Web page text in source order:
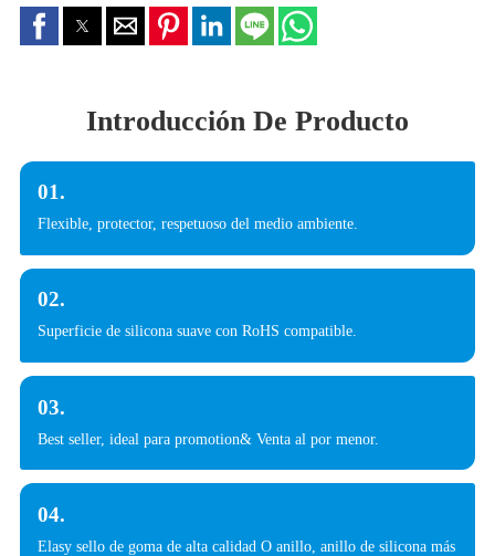
Introducción De Producto
01.
Flexible, protector, respetuoso del medio ambiente.
02.
Superficie de silicona suave con RoHS compatible.
03.
Best seller, ideal para promotion& Venta al por menor.
04.
Elasy sello de goma de alta calidad O anillo, anillo de silicona más